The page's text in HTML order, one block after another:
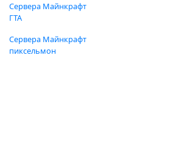
Сервера Майнкрафт
ГТА
Сервера Майнкрафт
пиксельмон